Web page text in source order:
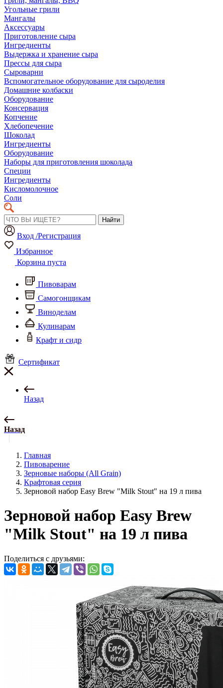
Угольные грили
Мангалы
Аксессуары
Приготовление сыра
Ингредиенты
Выдержка и хранение сыра
Прессы для сыра
Сыроварни
Вспомогательное оборудование для сыроделия
Домашние колбаски
Оборудование
Консервация
Копчение
Хлебопечение
Шоколад
Ингредиенты
Оборудование
Наборы для приготовления шоколада
Специи
Ингредиенты
Кисломолочное
Соли
Найти
Вход /Регистрация
Избранное
Корзина пуста
Пивоварам
Самогонщикам
Виноделам
Кулинарам
Крафт и сидр
Сертификат
Назад
Назад
Главная
Пивоварение
Зерновые наборы (All Grain)
Крафтовая серия
Зерновой набор Easy Brew "Milk Stout" на 19 л пива
Зерновой набор Easy Brew
"Milk Stout" на 19 л пива
Поделиться с друзьями: